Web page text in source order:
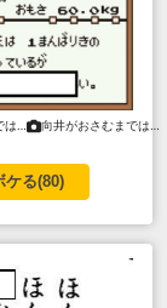
… 向井がおさむまでは…
ケる(80)